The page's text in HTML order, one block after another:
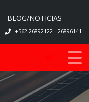
BLOG/NOTICIAS
+562 26892122 - 26896141